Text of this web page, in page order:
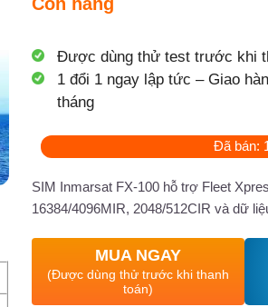
Được dùng thử test trước khi
1 đổi 1 ngay lập tức – Giao
tháng
Đã bán:
SIM Inmarsat FX-100 hỗ trợ Fleet
16384/4096MIR, 2048/512CIR và dữ
MUA NGAY
(Được dùng thử trước khi thanh
toán)